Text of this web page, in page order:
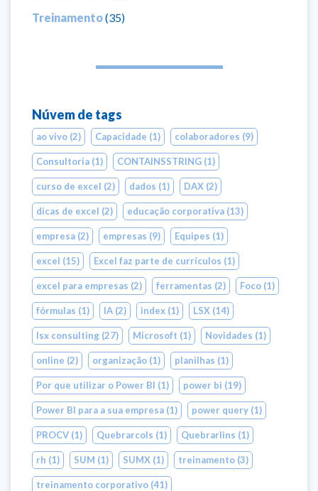
Treinamento(35)
Núvem de tags
ao vivo (2) Capacidade (1) colaboradores (9)
Consultoria (1) CONTAINSSTRING (1)
curso de excel (2) dados (1) DAX (2)
dicas de excel (2) educação corporativa (13)
empresa (2) empresas (9) Equipes (1)
excel (15) Excel faz parte de currículos (1)
excel para empresas (2) ferramentas (2) Foco (1)
fórmulas (1) IA (2) index (1) LSX (14)
lsx consulting (27) Microsoft (1) Novidades (1)
online (2) organização (1) planilhas (1)
Por que utilizar o Power BI (1) power bi (19)
Power BI para a sua empresa (1) power query (1)
PROCV (1) Quebrarcols (1) Quebrarlins (1)
rh (1) SUM (1) SUMX (1) treinamento (3)
treinamento corporativo (41)